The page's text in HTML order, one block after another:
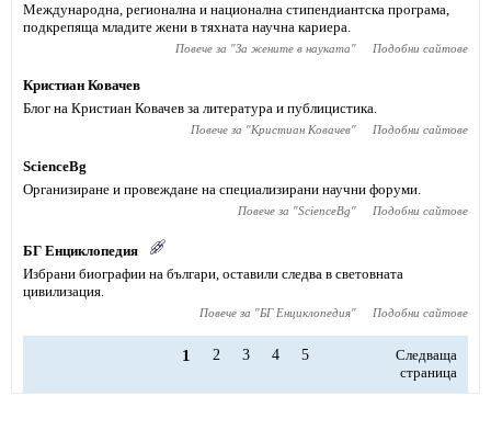
Международна, регионална и национална стипендиантска програма,
подкрепяща младите жени в тяхната научна кариера.
Повече за "За жените в науката" Подобни сайтове
Кристиан Ковачев
Блог на Кристиан Ковачев за литература и публицистика.
Повече за "Кристиан Ковачев" Подобни сайтове
ScienceBg
Организиране и провеждане на специализирани научни форуми.
Повече за "ScienceBg" Подобни сайтове
БГ Енциклопедия
Избрани биографии на българи, оставили следва в световната
цивилизация.
Повече за "БГ Енциклопедия" Подобни сайтове
1 2 3 4 5
Следваща
страница